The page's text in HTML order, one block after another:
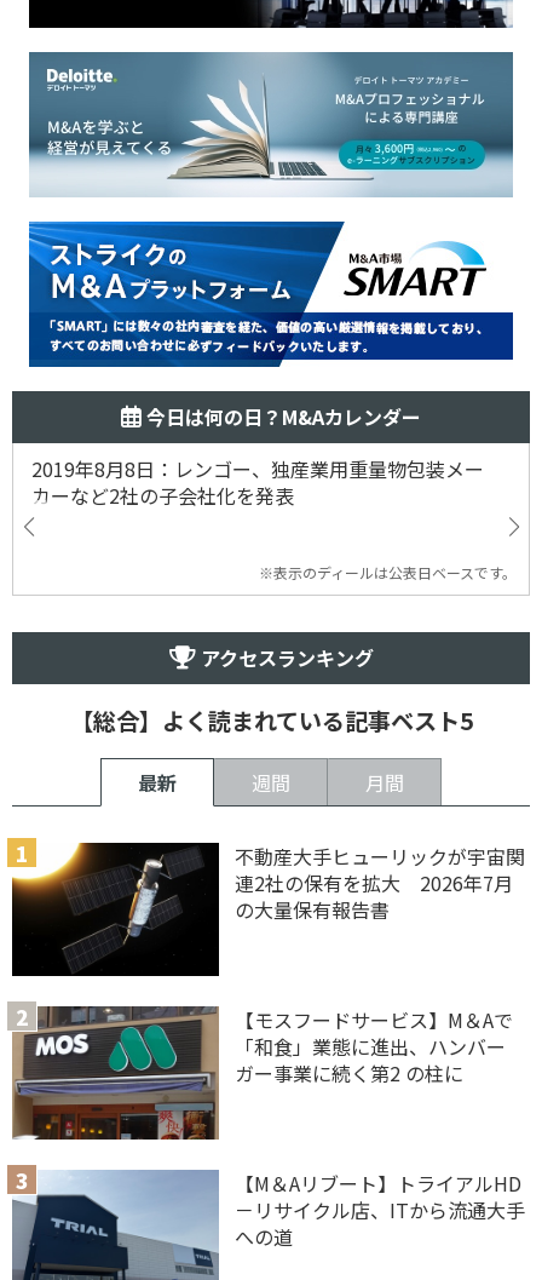
今日は何の日？M&Aカレンダー
2019年8月8日：レンゴー、独産業用重量物包装メー
カーなど2社の子会社化を発表
※表示のディールは公表日ベースです。
アクセスランキング
【総合】よく読まれている記事ベスト5
最新 週間 月間
不動産大手ヒューリックが宇宙関
連2社の保有を拡大 2026年7月
の大量保有報告書
【モスフードサービス】M＆Aで
「和食」業態に進出、ハンバー
ガー事業に続く第2 の柱に
【M＆Aリブート】トライアルHD
－リサイクル店、ITから流通大手
への道